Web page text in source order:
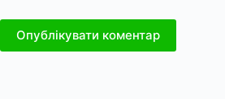
Опублікувати коментар